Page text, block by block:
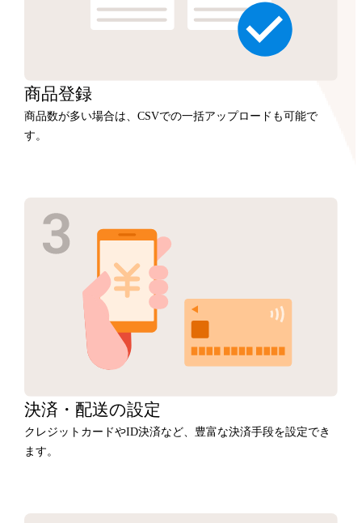
商品登録
商品数が多い場合は、CSVでの一括アップロードも可能で
す。
決済・ 配送の設定
クレジットカードやID決済など、豊富な決済手段を設定でき
ます。